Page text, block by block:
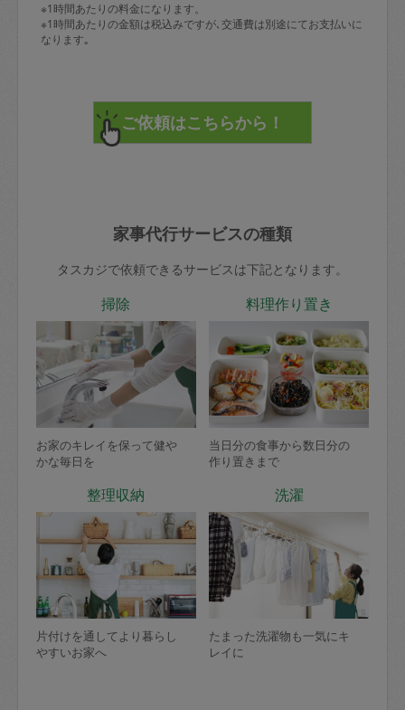
※1時間あたりの料金になります。
※1時間あたりの金額は税込みですが､交通費は別途にてお支払いに
なります｡
家事代行サービスの種類
タスカジで依頼できるサービスは下記となります。
掃除
お家のキレイを保って健や
かな毎日を
料理作り置き
当日分の食事から数日分の
作り置きまで
整理収納
片付けを通してより暮らし
やすいお家へ
洗濯
たまった洗濯物も一気にキ
レイに